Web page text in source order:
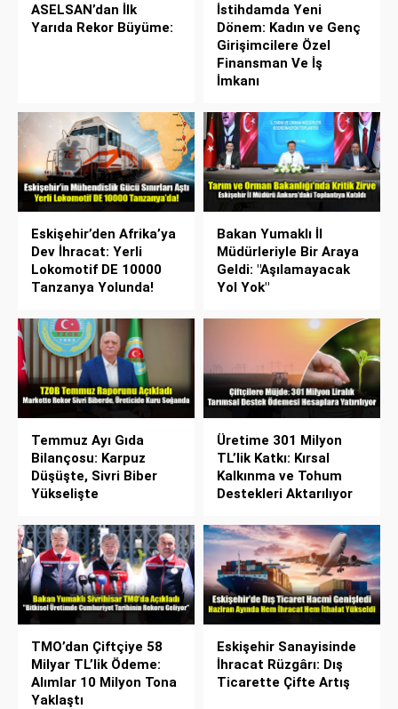
ASELSAN’dan İlk
Yarıda Rekor Büyüme:
İstihdamda Yeni
Dönem: Kadın ve Genç
Girişimcilere Özel
Finansman Ve İş
İmkanı
Eskişehir’den Afrika’ya
Dev İhracat: Yerli
Lokomotif DE 10000
Tanzanya Yolunda!
Bakan Yumaklı İl
Müdürleriyle Bir Araya
Geldi: "Aşılamayacak
Yol Yok"
Temmuz Ayı Gıda
Bilançosu: Karpuz
Düşüşte, Sivri Biber
Yükselişte
Üretime 301 Milyon
TL’lik Katkı: Kırsal
Kalkınma ve Tohum
Destekleri Aktarılıyor
TMO’dan Çiftçiye 58
Milyar TL’lik Ödeme:
Alımlar 10 Milyon Tona
Yaklaştı
Eskişehir Sanayisinde
İhracat Rüzgârı: Dış
Ticarette Çifte Artış